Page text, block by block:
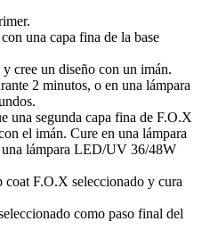
una capa fina de la base
cree un diseño con un imán.
2 minutos, o en una lámpara
una segunda capa fina de F.O.X
el imán. Cure en una lámpara
lámpara LED/UV 36/48W
F.O.X seleccionado y cura
como paso final del